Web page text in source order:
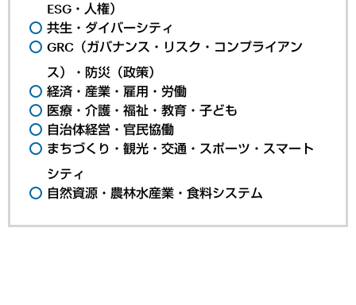
ESG・人権）
共生・ダイバーシティ
GRC（ガバナンス・リスク・コンプライアン
ス）・防災（政策）
経済・産業・雇用・労働
医療・介護・福祉・教育・子ども
自治体経営・官民協働
まちづくり・観光・交通・スポーツ・スマート
シティ
自然資源・農林水産業・食料システム